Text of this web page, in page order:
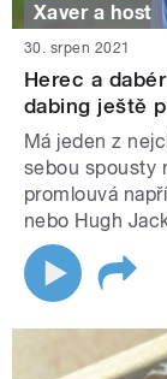
Xaver a host
30. srpen 2021
Herec a
dabing ještě
Má jeden z
sebou spousty
promlouvá
nebo Hugh